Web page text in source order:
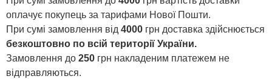
оплачує покупець за тарифами Нової Пошти.
При сумі замовлення від 4000 грн доставка здійснюється
безкоштовно по всій території України.
Замовлення до 250 грн накладеним платежем не
відправляються.